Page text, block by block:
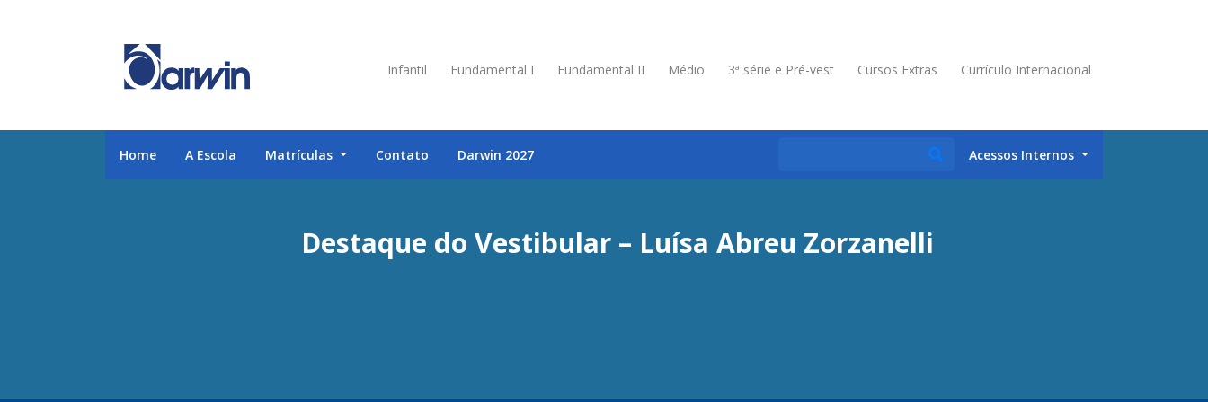
Infantil Fundamental I Fundamental II Médio 3ª série e Pré-vest Cursos Extras Currículo Internacional
Home A Escola Matrículas Contato Darwin 2027 Acessos Internos
Destaque do Vestibular – Luísa Abreu Zorzanelli